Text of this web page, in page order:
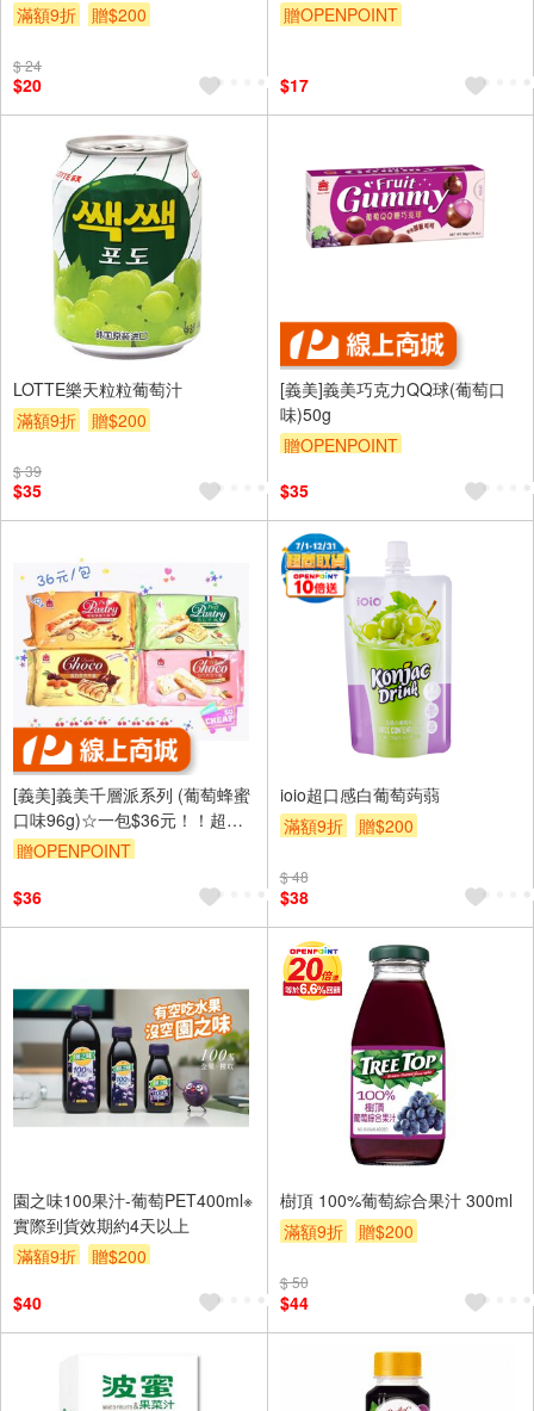
滿額9折
贈$200
$ 24
$20
贈OPENPOINT
$17
LOTTE樂天粒粒葡萄汁
滿額9折
贈$200
$ 39
$35
[義美]義美巧克力QQ球(葡萄口
味)50g
贈OPENPOINT
$35
[義美]義美千層派系列 (葡萄蜂蜜
口味96g)☆一包$36元！！超級
便宜👍
贈OPENPOINT
$36
ioio超口感白葡萄蒟蒻
滿額9折
贈$200
$ 48
$38
園之味100果汁-葡萄PET400ml※
實際到貨效期約4天以上
滿額9折
贈$200
$40
樹頂 100%葡萄綜合果汁 300ml
滿額9折
贈$200
$ 50
$44